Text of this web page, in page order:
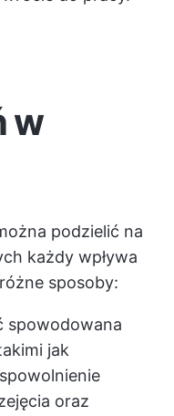
w
podzielić na
każdy wpływa
sposoby:
spowodowana
jak
oraz